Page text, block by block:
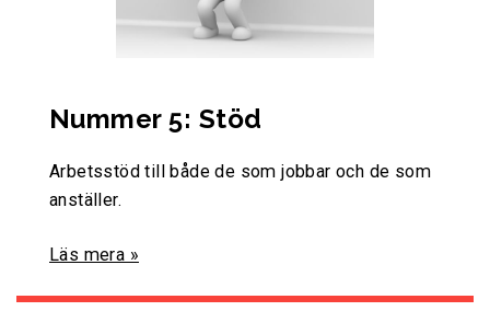
Nummer 5: Stöd
Arbetsstöd till både de som jobbar och de som
anställer.
Läs mera »